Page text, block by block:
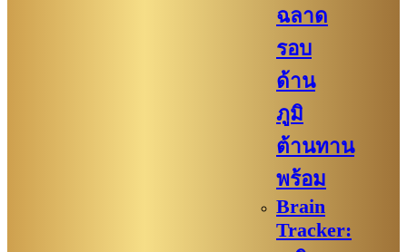
ฉลาด
รอบ
ด้าน
ภูมิ
ต้านทาน
พร้อม
Brain
Tracker: